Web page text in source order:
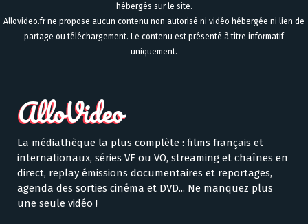
hébergés sur le site.
Allovideo.fr ne propose aucun contenu non autorisé ni vidéo hébergée ni lien de
partage ou téléchargement. Le contenu est présenté à titre informatif
uniquement.
La médiathèque la plus complète : films français et
internationaux, séries VF ou VO, streaming et chaînes en
direct, replay émissions documentaires et reportages,
agenda des sorties cinéma et DVD... Ne manquez plus
une seule vidéo !